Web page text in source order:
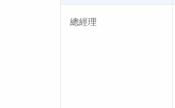
總經理